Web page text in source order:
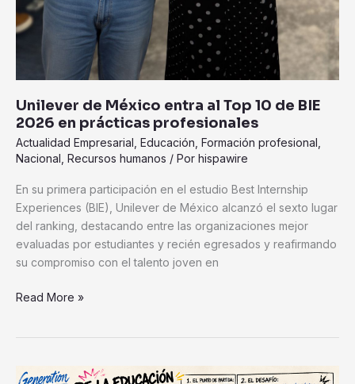
Unilever de México entra al Top 10 de BIE
2026 en prácticas profesionales
Actualidad Empresarial Educación Formación profesional
Nacional Recursos humanos / Por hispawire
En su primera participación en el estudio Best Internship
Experiences (BIE), Unilever de México alcanzó el sexto lugar
del ranking, destacando entre las organizaciones mejor
evaluadas por estudiantes y recién egresados y reafirmando
su compromiso con el talento joven en
Read More »
Generation